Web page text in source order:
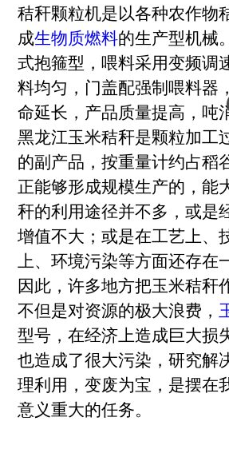
秸秆颗粒机是以各种农作物
成生物质燃料的生产型机械
式抱箍型，喂料采用变频调
料均匀，门盖配强制喂料器
命延长，产品质量提高，吨
黑龙江玉米秸秆是颗粒加工
的副产品，按重量计约占稻
正能够形成规模生产的，能
秆的利用途径并不多，或是
增值不大；或是在工艺上、
上、环境污染等方面还存在
因此，许多地方把玉米秸秆
不但是对资源的极大浪费，
型号，在经济上造成巨大损
也造成了很大污染，研究解
理利用，变废为宝，是摆在
意义重大的任务。